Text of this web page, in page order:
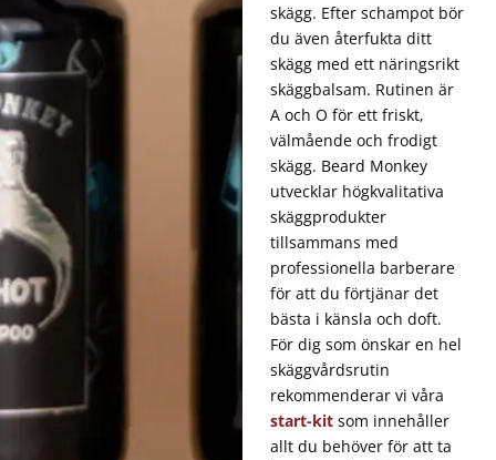
skägg. Efter schampot bör
du även återfukta ditt
skägg med ett näringsrikt
skäggbalsam. Rutinen är
A och O för ett friskt,
välmående och frodigt
skägg. Beard Monkey
utvecklar högkvalitativa
skäggprodukter
tillsammans med
professionella barberare
för att du förtjänar det
bästa i känsla och doft.
För dig som önskar en hel
skäggvårdsrutin
rekommenderar vi våra
start-kit som innehåller
allt du behöver för att ta